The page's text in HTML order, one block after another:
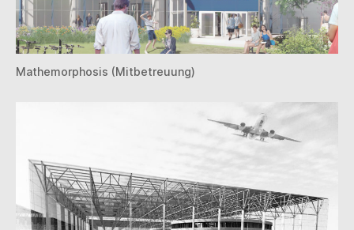
Mathemorphosis (Mitbetreuung)